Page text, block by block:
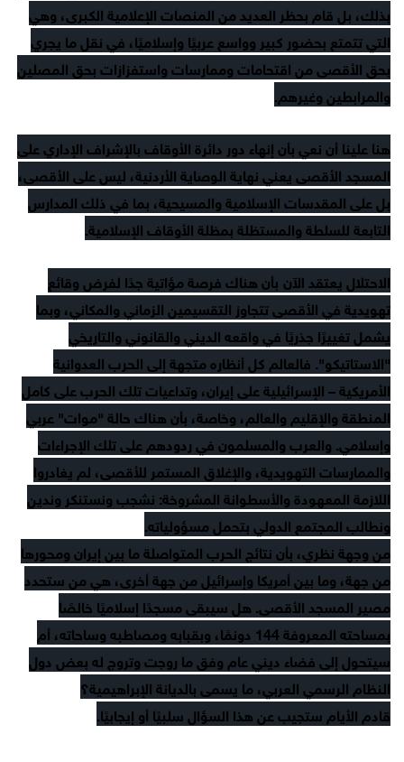
بذلك، بل قام بحظر العديد من المنصات الإعلامية الكبرى، وهي
التي تتمتع بحضور كبير وواسع عربيًا وإسلاميًا، في نقل ما يجري
بحق الأقصى من اقتحامات وممارسات واستفزازات بحق المصلين
والمرابطين وغيرهم.
هنا علينا أن نعي بأن إنهاء دور دائرة الأوقاف بالإشراف الإداري على
المسجد الأقصى يعني نهاية الوصاية الأردنية، ليس على الأقصى،
بل على المقدسات الإسلامية والمسيحية، بما في ذلك المدارس
التابعة للسلطة والمستظلة بمظلة الأوقاف الإسلامية.
الاحتلال يعتقد الآن بأن هناك فرصة مؤاتية جدًا لفرض وقائع
تهويدية في الأقصى تتجاوز التقسيمين الزماني والمكاني، وبما
يشمل تغييرًا جذريًا في واقعه الديني والقانوني والتاريخي
"الاستاتيكو". فالعالم كل أنظاره متجهة إلى الحرب العدوانية
الأمريكية – الإسرائيلية على إيران، وتداعيات تلك الحرب على كامل
المنطقة والإقليم والعالم، وخاصة، بأن هناك حالة "موات" عربي
وإسلامي. والعرب والمسلمون في ردودهم على تلك الإجراءات
والممارسات التهويدية، والإغلاق المستمر للأقصى، لم يغادروا
اللازمة المعهودة والأسطوانة المشروخة: نشجب ونستنكر وندين
ونطالب المجتمع الدولي بتحمل مسؤولياته.
من وجهة نظري، بأن نتائج الحرب المتواصلة ما بين إيران ومحورها
من جهة، وما بين أمريكا وإسرائيل من جهة أخرى، هي من ستحدد
مصير المسجد الأقصى. هل سيبقى مسجدًا إسلاميًا خالصًا
بمساحته المعروفة 144 دونمًا، وبقبابه ومصاطبه وساحاته، أم
سيتحول إلى فضاء ديني عام وفق ما روجت وتروج له بعض دول
النظام الرسمي العربي، ما يسمى بالديانة الإبراهيمية؟
قادم الأيام ستجيب عن هذا السؤال سلبيًا أو إيجابيًا.